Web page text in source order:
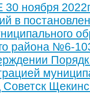
ноября
в
района №6-
Советск